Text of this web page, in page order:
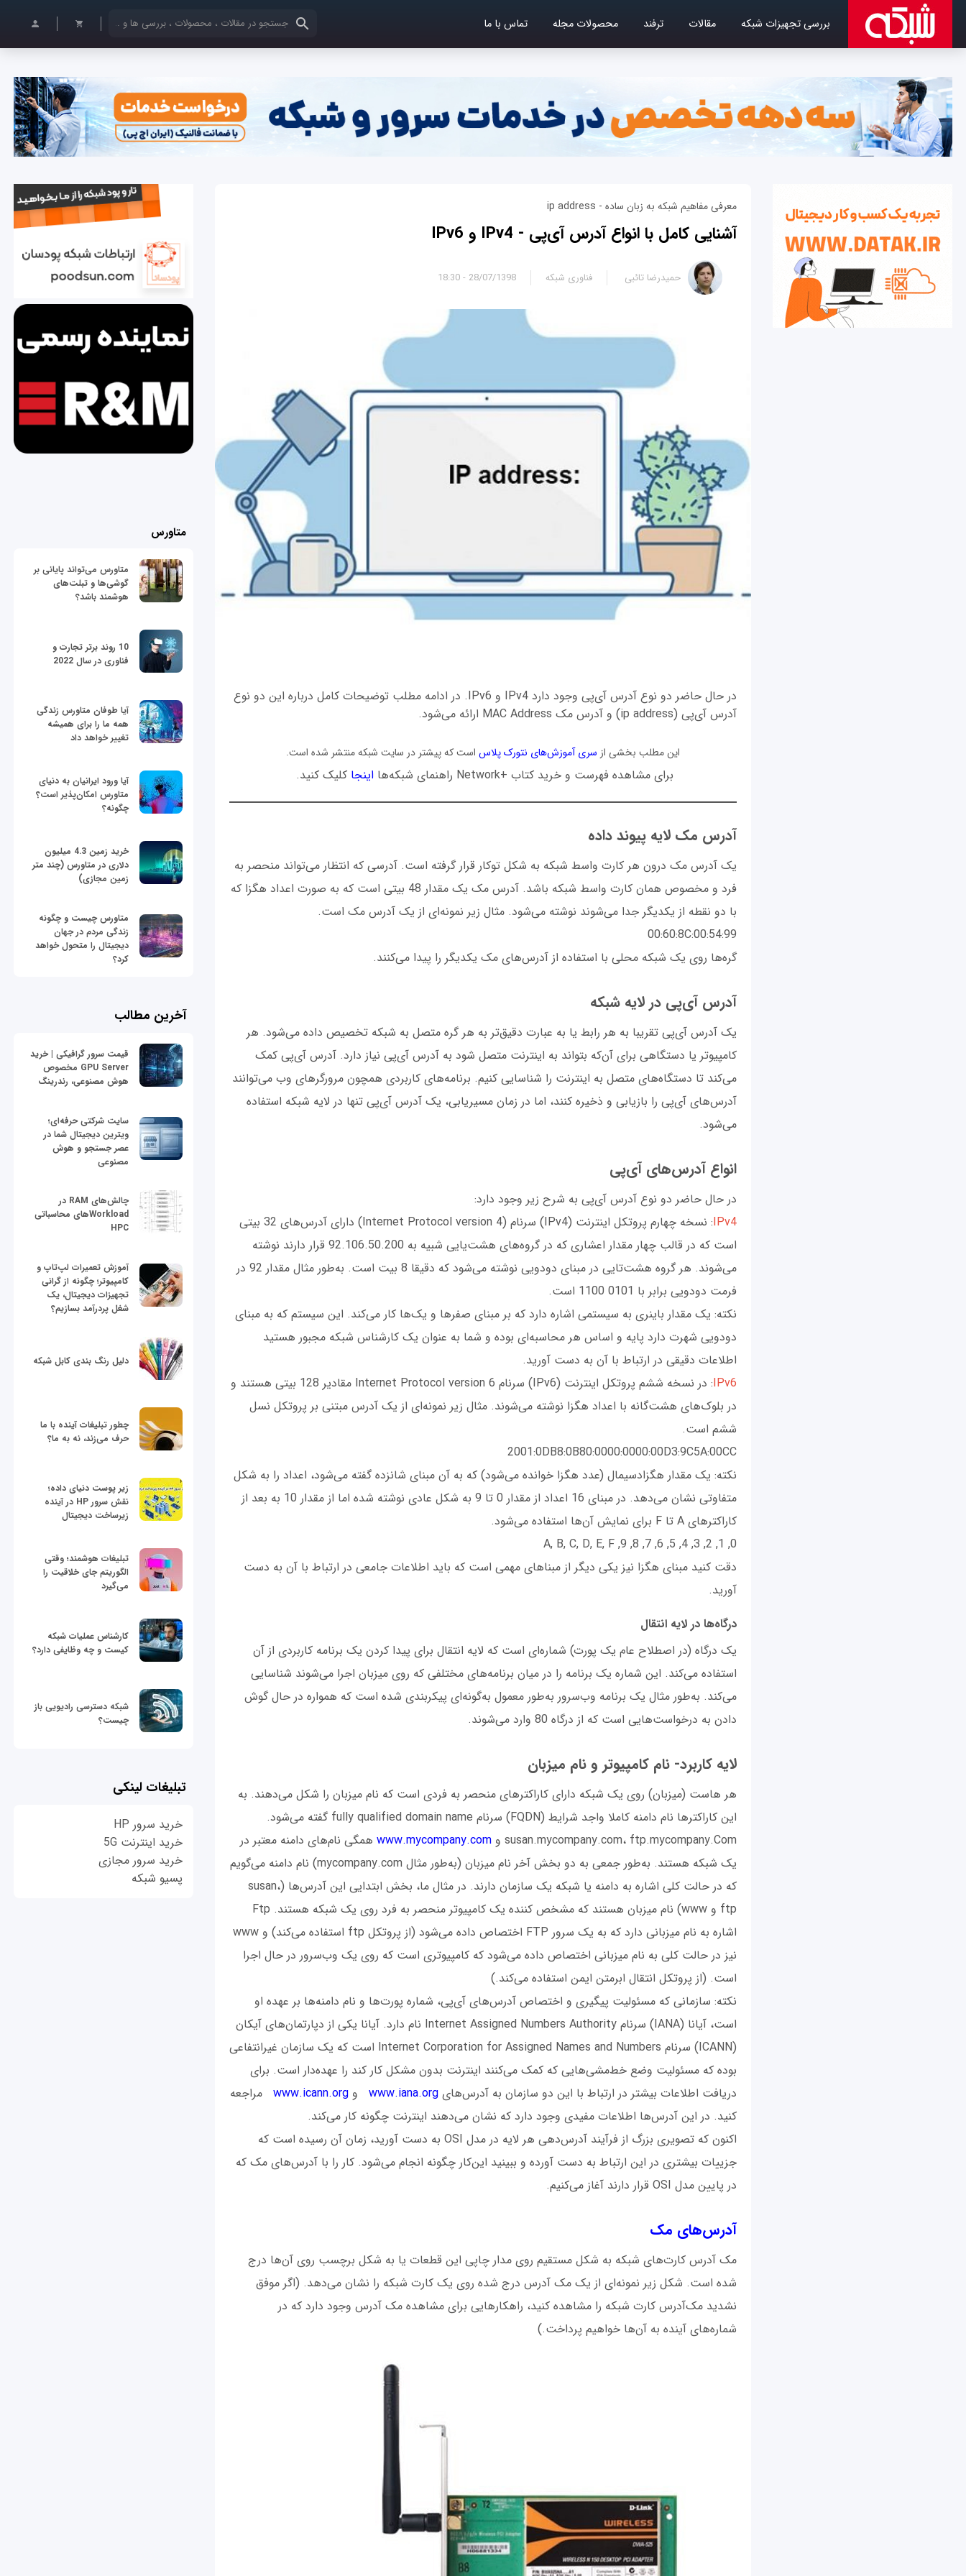
بررسی تجهیزات شبکه مقالات ترفند محصولات مجله تماس با ما کلمات کلیدی خود را وارد کنید
معرفی مفاهیم شبکه به زبان ساده - ip address
آشنایی کامل با انواع آدرس‌ آی‌پی - IPv4 و IPv6
28/07/1398 - 18:30 حمیدرضا تائبی فناوری شبکه
در حال حاضر دو نوع آدرس آی‌پی وجود دارد IPv4 و IPv6. در ادامه مطلب توضیحات کامل درباره این دو نوع
آدرس‌ آی‌پی (ip address) و آدرس مک MAC Address ارائه می‌شود.
این مطلب بخشی از سری آموزش‌های نتورک پلاس است که پیشتر در سایت شبکه منتشر شده است.
برای مشاهده فهرست و خرید کتاب +Network راهنمای شبکه‌ها اینجا کلیک کنید.
آدرس مک لایه پیوند داده
یک آدرس مک درون هر کارت واسط شبکه به شکل توکار قرار گرفته است. آدرسی که انتظار می‌تواند منحصر به
فرد و مخصوص همان کارت واسط شبکه باشد. آدرس مک یک مقدار 48 بیتی است که به صورت اعداد هگزا که
با دو نقطه از یکدیگر جدا می‌شوند نوشته می‌شود. مثال زیر نمونه‌ای از یک آدرس مک است.
00:60:8C:00:54:99
گره‌ها روی یک شبکه محلی با استفاده از آدرس‌های مک یکدیگر را پیدا می‌کنند.
آدرس آی‌پی در لایه شبکه
یک آدرس آی‌پی تقریبا به هر رابط یا به عبارت دقیق‌تر به هر گره متصل به شبکه تخصیص داده می‌شود. هر
کامپیوتر یا دستگاهی برای آن‌که بتواند به اینترنت متصل شود به آدرس آی‌پی نیاز دارد. آدرس آی‌پی کمک
می‌کند تا دستگاه‌های متصل به اینترنت را شناسایی کنیم. برنامه‌های کاربردی همچون مرورگرهای وب می‌توانند
آدرس‌های آی‌پی را بازیابی و ذخیره کنند، اما در زمان مسیریابی، یک آدرس آی‌پی تنها در لایه شبکه استفاده
می‌شود.
انواع آدرس‌های آی‌پی
در حال حاضر دو نوع آدرس آی‌پی به شرح زیر وجود دارد:
IPv4
: نسخه چهارم پروتکل اینترنت (IPv4) سرنام (Internet Protocol version 4) دارای آدرس‌های 32 بیتی
است که در قالب چهار مقدار اعشاری که در گروه‌های هشت‌یایی شبیه به 92.106.50.200 قرار دارند نوشته
می‌شوند. هر گروه هشت‌تایی در مبنای دودویی نوشته می‌شود که دقیقا 8 بیت است. به‌طور مثال مقدار 92 در
فرمت دودویی برابر با 0101 1100 است.
نکته: یک مقدار باینری به سیستمی اشاره دارد که بر مبنای صفرها و یک‌ها کار می‌کند. این سیستم که به مبنای
دودویی شهرت دارد پایه و اساس هر محاسبه‌ای بوده و شما به عنوان یک کارشناس شبکه مجبور هستید
اطلاعات دقیقی در ارتباط با آن به دست آورید.
IPv6
: در نسخه ششم پروتکل اینترنت (IPv6) سرنام Internet Protocol version 6 مقادیر 128 بیتی هستند و
در بلوک‌های هشت‌گانه با اعداد هگزا نوشته می‌شوند. مثال زیر نمونه‌ای از یک آدرس مبتنی بر پروتکل نسل
ششم است.
‌‌2001:0DB8:0B80:0000:0000:00D3:9C5A:00CC
نکته: یک مقدار هگزادسیمال (عدد هگزا خوانده می‌شود) که به آن مبنای شانزده گفته می‌شود، اعداد را به شکل
متفاوتی نشان می‌دهد. در مبنای 16 اعداد از مقدار 0 تا 9 به شکل عادی نوشته شده اما از مقدار 10 به بعد از
کاراکترهای A تا F برای نمایش آن‌ها استفاده می‌شود.
0, 1, 2, 3, 4, 5, 6, 7, 8, 9, A, B, C, D, E, F
دقت کنید مبنای هگزا نیز یکی دیگر از مبناهای مهمی است که باید اطلاعات جامعی در ارتباط با آن به دست
آورید.
درگاه‌ها در لایه انتقال
یک درگاه (در اصطلاح عام یک پورت) شماره‌ای است که لایه انتقال برای پیدا کردن یک برنامه کاربردی از آن
استفاده می‌کند. این شماره یک برنامه را در میان برنامه‌های مختلفی که روی میزبان اجرا می‌شوند شناسایی
می‌کند. به‌طور مثال یک برنامه وب‌سرور به‌طور معمول به‌گونه‌ای پیکربندی شده است که همواره در حال گوش
دادن به درخواست‌هایی است که از درگاه 80 وارد می‌شوند.
لایه کاربرد- نام کامپیوتر و نام میزبان
هر هاست (میزبان) روی یک شبکه دارای کاراکترهای منحصر به فردی است که نام میزبان را شکل می‌دهند. به
این کاراکترها نام دامنه کاملا واجد شرایط (FQDN) سرنام fully qualified domain name گفته می‌شود.
susan.mycompany.com، ftp.mycompany.Com و
www.mycompany.com همگی نام‌های دامنه معتبر در
یک شبکه هستند. به‌طور جمعی به دو بخش آخر نام میزبان (به‌طور مثال mycompany.com) نام دامنه می‌گویم
که در حالت کلی اشاره به دامنه یا شبکه یک سازمان دارند. در مثال ما، بخش ابتدایی این آدرس‌ها (susan،
ftp و www) نام میزبان هستند که مشخص کننده یک کامپیوتر منحصر به فرد روی یک شبکه هستند. Ftp
اشاره به نام میزبانی دارد که به یک سرور FTP اختصاص داده می‌شود (از پروتکل ftp استفاده می‌کند) و www
نیز در حالت کلی به نام میزبانی اختصاص داده می‌شود که کامپیوتری است که روی یک وب‌سرور در حال اجرا
است. (از پروتکل انتقال ابرمتن ایمن استفاده می‌کند.)
نکته: سازمانی که مسئولیت پیگیری و اختصاص آدرس‌های آی‌پی، شماره پورت‌ها و نام ‌دامنه‌ها بر عهده او
است، آیانا (IANA) سرنام Internet Assigned Numbers Authority نام دارد. آیانا یکی از دپارتمان‌های آیکان
(ICANN) سرنام Internet Corporation for Assigned Names and Numbers است که یک سازمان غیرانتفاعی
بوده که مسئولیت وضع خط‌مشی‌هایی که کمک می‌کنند اینترنت بدون مشکل کار کند را عهده‌دار است. برای
دریافت اطلاعات بیشتر در ارتباط با این دو سازمان به آدرس‌های www.iana.org و www.icann.org مراجعه
کنید. در این آدرس‌ها اطلاعات مفیدی وجود دارد که نشان می‌‌دهند اینترنت چگونه کار می‌کند.
اکنون که تصویری بزرگ از فرآیند آدرس‌دهی هر لایه در مدل OSI به دست آورید، زمان آن رسیده است که
جزییات بیشتری در این ارتباط به دست آورده و ببینید این‌کار چگونه انجام می‌شود. کار را با آدرس‌های مک که
در پایین مدل OSI قرار دارند آغاز می‌کنیم.
آدرس‌های مک
مک آدرس کارت‌های شبکه به شکل مستقیم روی مدار چاپی این قطعات یا به شکل برچسب روی آن‌ها درج
شده است. شکل زیر نمونه‌ای از یک مک آدرس درج شده روی یک کارت شبکه را نشان می‌دهد. (اگر موفق
نشدید مک‌آدرس کارت شبکه را مشاهده کنید، راهکارهایی برای مشاهده مک آدرس وجود دارد که در
شماره‌های آینده به آن‌ها خواهیم پرداخت.)
متاورس
متاورس می‌تواند پایانی بر
گوشی‌ها و تبلت‌های
هوشمند باشد؟
10 روند برتر تجارت و
فناوری در سال 2022
آیا طوفان متاورس زندگی
همه ما را برای همیشه
تغییر خواهد داد
آیا ورود ایرانیان به دنیای
متاورس امکان‌پذیر است؟
چگونه؟
خرید زمین 4.3 میلیون
دلاری در متاورس (چند متر
زمین مجازی)
متاورس چیست و چگونه
زندگی مردم در جهان
دیجیتال را متحول خواهد
کرد؟
آخرین مطالب
قیمت سرور گرافیکی | خرید
GPU Server مخصوص
هوش مصنوعی، رندرینگ
سایت شرکتی حرفه‌ای؛
ویترین دیجیتال شما در
عصر جستجو و هوش
مصنوعی
چالش‌های RAM در
Workloadهای محاسباتی
HPC
آموزش تعمیرات لپ‌تاپ و
کامپیوتر؛ چگونه از گرانی
تجهیزات دیجیتال، یک
شغل پردرآمد بسازیم؟
دلیل رنگ بندی کابل شبکه
چطور تبلیغات آینده با ما
حرف می‌زند، نه به ما؟
زیر پوست دنیای داده؛
نقش سرور HP در آینده
زیرساخت دیجیتال
تبلیغات هوشمند؛ وقتی
الگوریتم جای خلاقیت را
می‌گیرد
کارشناس عملیات شبکه
کیست و چه وظایفی دارد؟
شبکه دسترسی رادیویی باز
چیست؟
تبلیغات لینکی
خرید سرور HP
خرید اینترنت 5G
خرید سرور مجازی
پسیو شبکه